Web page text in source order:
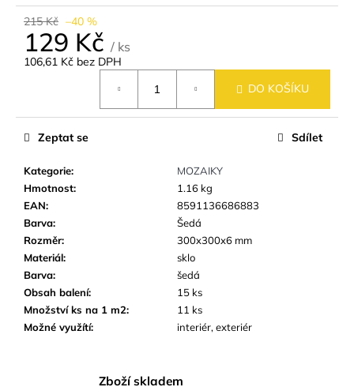
215 Kč –40 %
129 Kč / ks
106,61 Kč bez DPH
DO KOŠÍKU
Kategorie:
MOZAIKY
Hmotnost:
1.16 kg
EAN:
8591136686883
Barva:
Šedá
Rozměr:
300x300x6 mm
Materiál:
sklo
Barva:
šedá
Obsah balení:
15 ks
Množství ks na 1 m2:
11 ks
Možné využítí: interiér, exteriér
Zeptat se Sdílet
Zboží skladem
č
u
e
DLAŽBA
WHITE
60X60
CM
(59,7X59,7
CM)
499
Kč